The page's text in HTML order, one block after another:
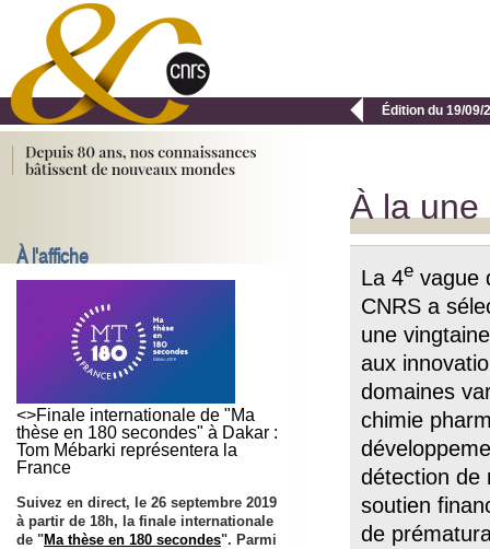
 Édition du 19/09/
À l'affiche
<>Finale internationale de "Ma
thèse en 180 secondes" à Dakar :
Tom Mébarki représentera la
France
Suivez en direct, le 26 septembre 2019
à partir de 18h, la finale internationale
de "Ma thèse en 180 secondes". Parmi
À la une
La 4e vague
CNRS a
une
aux
domaines
chimie
détection de
soutien
de